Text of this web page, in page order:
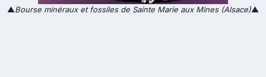
▲Bourse minéraux et fossiles de Sainte Marie aux Mines (Alsace)▲